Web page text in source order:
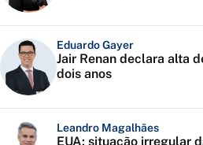
Eduardo Gayer
Jair Renan declara alta
dois anos
Leandro Magalhães
EUA: situação irregular